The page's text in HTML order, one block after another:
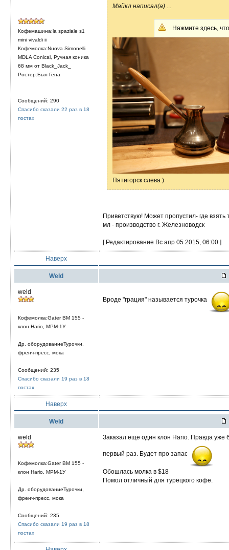
Кофемашина:la spaziale s1
mini vivaldi ii
Кофемолка:Nuova Simonelli
MDLA Conical, Ручная коника
68 мм от Black_Jack_
Ростер:Был Гена
Сообщений: 290
Спасибо сказали 22 раз в 18
постах
Mайкл написал(а)
Нажмите здесь,
Пятигорск слева )
Приветствую! Может пропустил- где
мл - производство г. Железноводск
[ Редактирование Вс апр 05 2015, 06:00 ]
Наверх
Weld
weld
Кофемолка:Gater BM 155 -
клон Hario, МРМ-1У
Др. оборудованиеТурочки,
френч-пресс, мока
Сообщений: 235
Спасибо сказали 19 раз в 18
постах
Вроде "грация" называется турочка
Наверх
Weld
weld
Кофемолка:Gater BM 155 -
клон Hario, МРМ-1У
Др. оборудованиеТурочки,
френч-пресс, мока
Сообщений: 235
Спасибо сказали 19 раз в 18
постах
Заказал еще один клон Hario. Правда уже
первый раз. Будет про запас
Обошлась молка в $18
Помол отличный для турецкого кофе.